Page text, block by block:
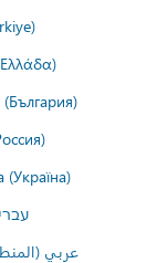
(Україна)
عربي